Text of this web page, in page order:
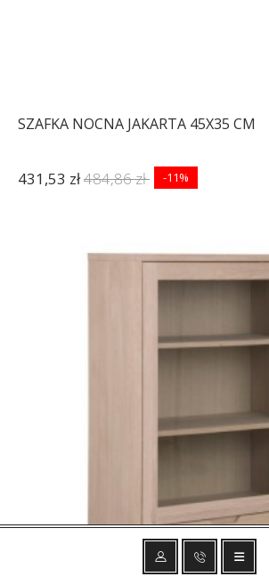
SZAFKA NOCNA JAKARTA 45X35 CM
431,53 zł484,86 zł -11%